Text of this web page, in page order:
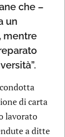
che –
un
mentre
di carta
lavorato
a ditte